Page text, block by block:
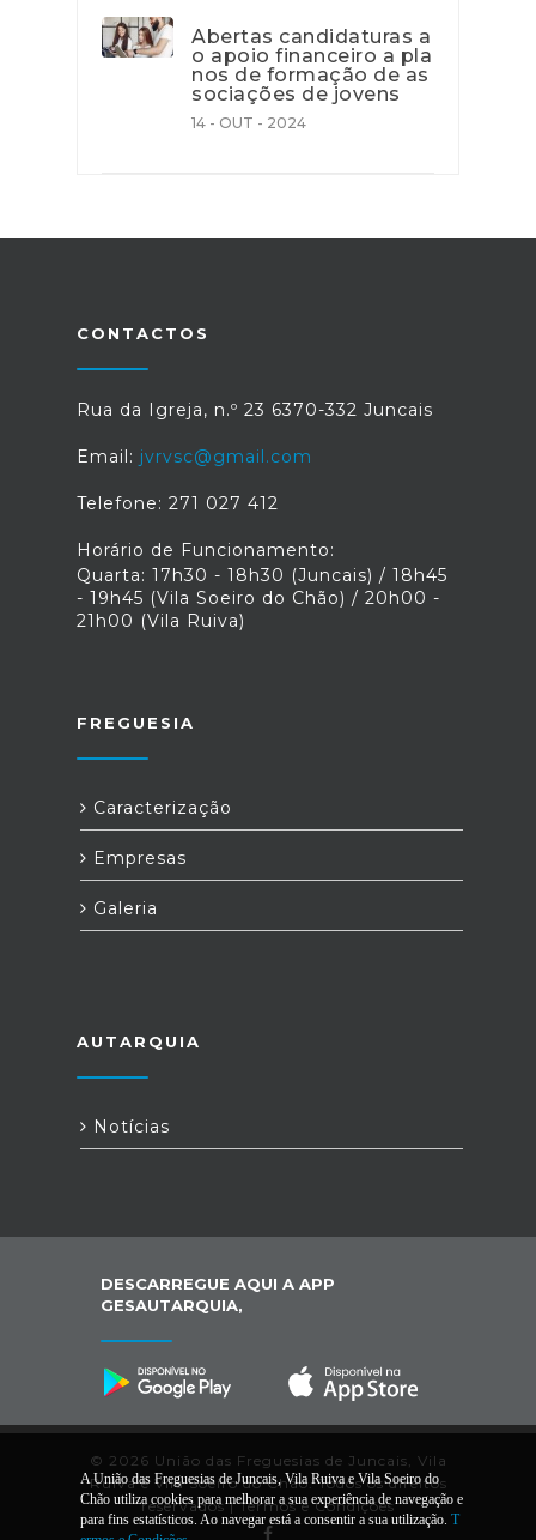
Abertas candidaturas a
o apoio financeiro a pla
nos de formação de as
sociações de jovens
14 - OUT - 2024
CONTACTOS
Rua da Igreja, n.º 23 6370-332 Juncais
Email: jvrvsc@gmail.com
Telefone: 271 027 412
Horário de Funcionamento:
Quarta: 17h30 - 18h30 (Juncais) / 18h45
- 19h45 (Vila Soeiro do Chão) / 20h00 -
21h00 (Vila Ruiva)
FREGUESIA
Caracterização
Empresas
Galeria
AUTARQUIA
Notícias
DESCARREGUE AQUI A APP
GESAUTARQUIA,
© 2026 União das Freguesias de Juncais, Vila
Ruiva e Vila Soeiro do Chão. Todos os direitos
reservados |Termos e Condições
A União das Freguesias de Juncais, Vila Ruiva e Vila Soeiro do
Chão utiliza cookies para melhorar a sua experiência de navegação e
para fins estatísticos. Ao navegar está a consentir a sua utilização. T